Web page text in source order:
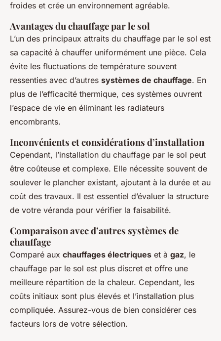
froides et crée un environnement agréable.
Avantages du chauffage par le sol
L’un des principaux attraits du chauffage par le sol est
sa capacité à chauffer uniformément une pièce. Cela
évite les fluctuations de température souvent
ressenties avec d’autres systèmes de chauffage. En
plus de l’efficacité thermique, ces systèmes ouvrent
l’espace de vie en éliminant les radiateurs
encombrants.
Inconvénients et considérations d’installation
Cependant, l’installation du chauffage par le sol peut
être coûteuse et complexe. Elle nécessite souvent de
soulever le plancher existant, ajoutant à la durée et au
coût des travaux. Il est essentiel d’évaluer la structure
de votre véranda pour vérifier la faisabilité.
Comparaison avec d’autres systèmes de
chauffage
Comparé aux chauffages électriques et à gaz, le
chauffage par le sol est plus discret et offre une
meilleure répartition de la chaleur. Cependant, les
coûts initiaux sont plus élevés et l’installation plus
compliquée. Assurez-vous de bien considérer ces
facteurs lors de votre sélection.